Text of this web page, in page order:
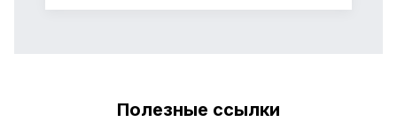
Полезные ссылки